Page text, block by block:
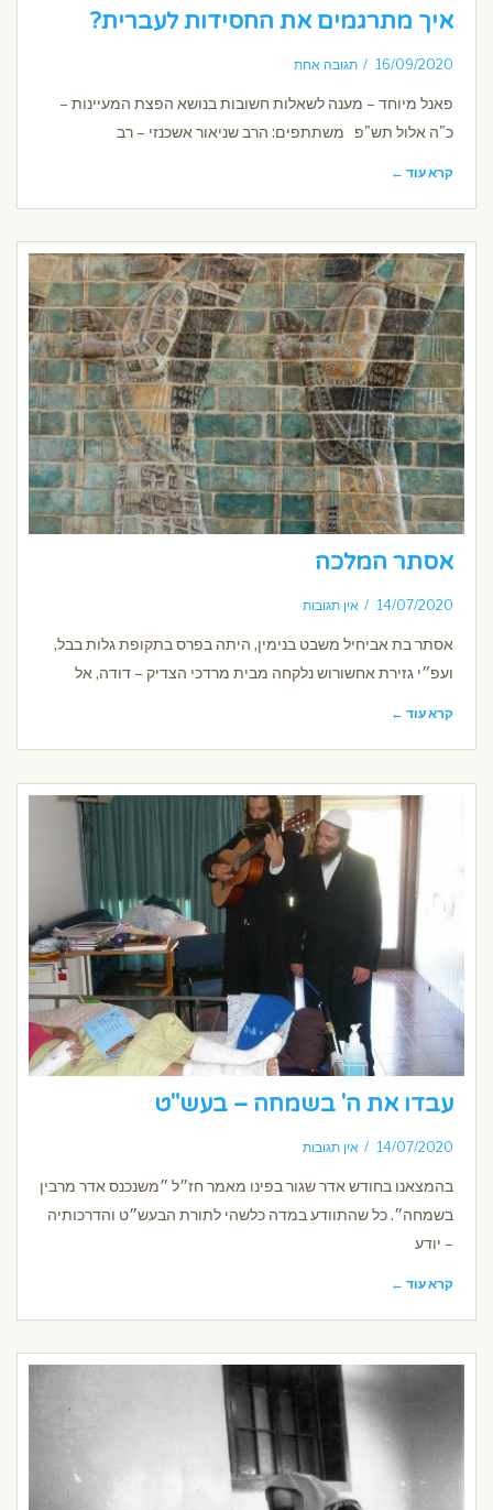
איך מתרגמים את החסידות לעברית?
16/09/2020 תגובה אחת
פאנל מיוחד – מענה לשאלות חשובות בנושא הפצת המעיינות –
כ"ה אלול תש"פ משתתפים: הרב שניאור אשכנזי – רב
קרא עוד ←
אסתר המלכה
14/07/2020 אין תגובות
אסתר בת אביחיל משבט בנימין, היתה בפרס בתקופת גלות בבל,
ועפ״י גזירת אחשורוש נלקחה מבית מרדכי הצדיק – דודה, אל
קרא עוד ←
עבדו את ה' בשמחה – בעש"ט
14/07/2020 אין תגובות
בהמצאנו בחודש אדר שגור בפינו מאמר חז״ל ״משנכנס אדר מרבין
בשמחה״. כל שהתוודע במדה כלשהי לתורת הבעש״ט והדרכותיה
– יודע
קרא עוד ←